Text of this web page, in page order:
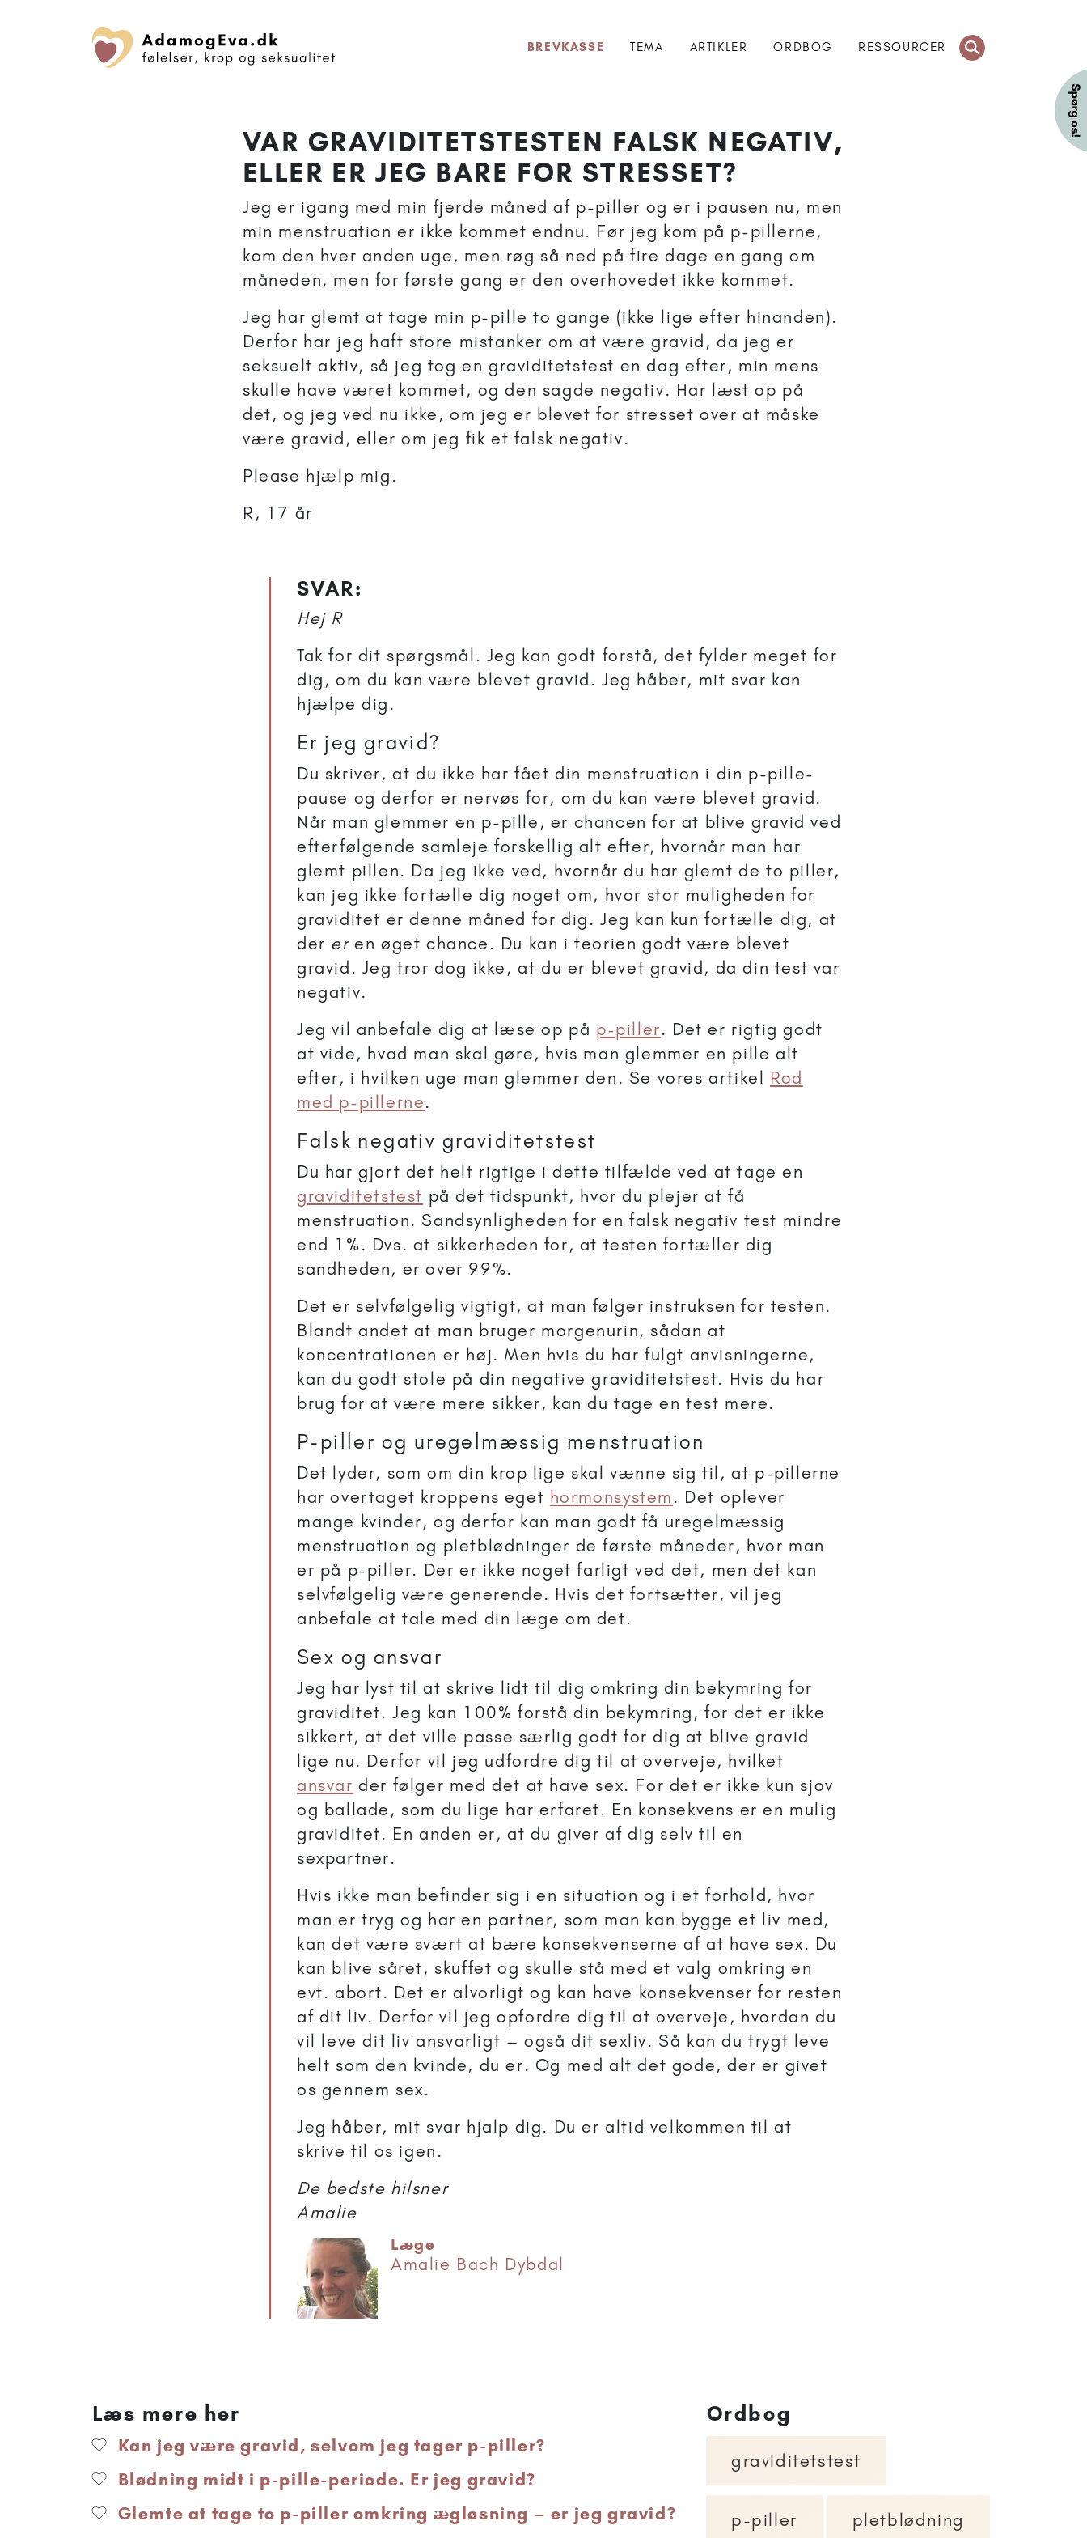
BREVKASSE TEMA ARTIKLER ORDBOG RESSOURCER
VAR GRAVIDITETSTESTEN FALSK NEGATIV,
ELLER ER JEG BARE FOR STRESSET?
Jeg er igang med min fjerde måned af p-piller og er i pausen nu, men
min menstruation er ikke kommet endnu. Før jeg kom på p-pillerne,
kom den hver anden uge, men røg så ned på fire dage en gang om
måneden, men for første gang er den overhovedet ikke kommet.
Jeg har glemt at tage min p-pille to gange (ikke lige efter hinanden).
Derfor har jeg haft store mistanker om at være gravid, da jeg er
seksuelt aktiv, så jeg tog en graviditetstest en dag efter, min mens
skulle have været kommet, og den sagde negativ. Har læst op på
det, og jeg ved nu ikke, om jeg er blevet for stresset over at måske
være gravid, eller om jeg fik et falsk negativ.
Please hjælp mig.
R, 17 år
SVAR:
Hej R
Tak for dit spørgsmål. Jeg kan godt forstå, det fylder meget for
dig, om du kan være blevet gravid. Jeg håber, mit svar kan
hjælpe dig.
Er jeg gravid?
Du skriver, at du ikke har fået din menstruation i din p-pille-
pause og derfor er nervøs for, om du kan være blevet gravid.
Når man glemmer en p-pille, er chancen for at blive gravid ved
efterfølgende samleje forskellig alt efter, hvornår man har
glemt pillen. Da jeg ikke ved, hvornår du har glemt de to piller,
kan jeg ikke fortælle dig noget om, hvor stor muligheden for
graviditet er denne måned for dig. Jeg kan kun fortælle dig, at
der eren øget chance. Du kan i teorien godt være blevet
gravid. Jeg tror dog ikke, at du er blevet gravid, da din test var
negativ.
Jeg vil anbefale dig at læse op på p-piller. Det er rigtig godt
at vide, hvad man skal gøre, hvis man glemmer en pille alt
efter, i hvilken uge man glemmer den. Se vores artikel Rod
med p-pillerne.
Falsk negativ graviditetstest
Du har gjort det helt rigtige i dette tilfælde ved at tage en
graviditetstest på det tidspunkt, hvor du plejer at få
menstruation. Sandsynligheden for en falsk negativ test mindre
end 1%. Dvs. at sikkerheden for, at testen fortæller dig
sandheden, er over 99%.
Det er selvfølgelig vigtigt, at man følger instruksen for testen.
Blandt andet at man bruger morgenurin, sådan at
koncentrationen er høj. Men hvis du har fulgt anvisningerne,
kan du godt stole på din negative graviditetstest. Hvis du har
brug for at være mere sikker, kan du tage en test mere.
P-piller og uregelmæssig menstruation
Det lyder, som om din krop lige skal vænne sig til, at p-pillerne
har overtaget kroppens eget hormonsystem. Det oplever
mange kvinder, og derfor kan man godt få uregelmæssig
menstruation og pletblødninger de første måneder, hvor man
er på p-piller. Der er ikke noget farligt ved det, men det kan
selvfølgelig være generende. Hvis det fortsætter, vil jeg
anbefale at tale med din læge om det.
Sex og ansvar
Jeg har lyst til at skrive lidt til dig omkring din bekymring for
graviditet. Jeg kan 100% forstå din bekymring, for det er ikke
sikkert, at det ville passe særlig godt for dig at blive gravid
lige nu. Derfor vil jeg udfordre dig til at overveje, hvilket
ansvar der følger med det at have sex. For det er ikke kun sjov
og ballade, som du lige har erfaret. En konsekvens er en mulig
graviditet. En anden er, at du giver af dig selv til en
sexpartner.
Hvis ikke man befinder sig i en situation og i et forhold, hvor
man er tryg og har en partner, som man kan bygge et liv med,
kan det være svært at bære konsekvenserne af at have sex. Du
kan blive såret, skuffet og skulle stå med et valg omkring en
evt. abort. Det er alvorligt og kan have konsekvenser for resten
af dit liv. Derfor vil jeg opfordre dig til at overveje, hvordan du
vil leve dit liv ansvarligt – også dit sexliv. Så kan du trygt leve
helt som den kvinde, du er. Og med alt det gode, der er givet
os gennem sex.
Jeg håber, mit svar hjalp dig. Du er altid velkommen til at
skrive til os igen.
De bedste hilsner
Amalie
Læge
Amalie Bach Dybdal
Læs mere her
Kan jeg være gravid, selvom jeg tager p-piller?
Blødning midt i p-pille-periode. Er jeg gravid?
Glemte at tage to p-piller omkring ægløsning – er jeg gravid?
Ordbog
graviditetstest
p-piller pletblødning